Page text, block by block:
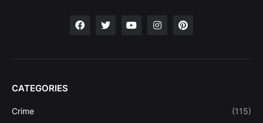
CATEGORIES
Crime (115)